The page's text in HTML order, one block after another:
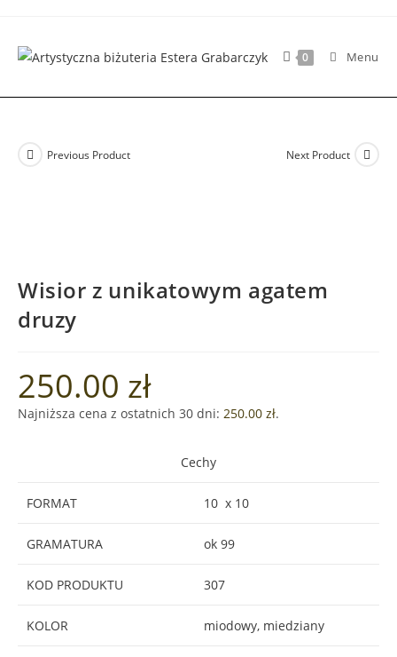
content
0 Menu
Previous Product Next Product
Wisior z unikatowym agatem
druzy
250.00 zł
Najniższa cena z ostatnich 30 dni: 250.00 zł.
Cechy
FORMAT 10 x 10
GRAMATURA ok 99
KOD PRODUKTU 307
KOLOR miodowy, miedziany